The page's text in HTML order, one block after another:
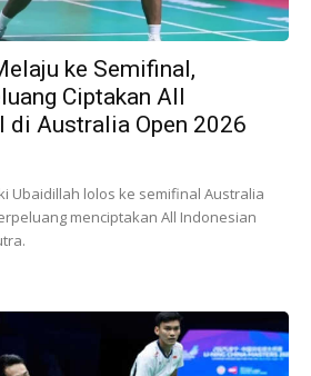
ke Semifinal,
Ciptakan All
di Australia Open 2026
Ubaidillah lolos ke semifinal Australia
menciptakan All Indonesian